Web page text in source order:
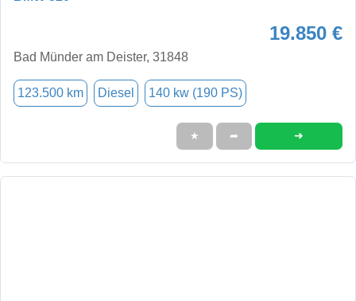
19.850 €
Bad Münder am Deister, 31848
123.500 km Diesel 140 kw (190 PS)
★ ➦ ➜